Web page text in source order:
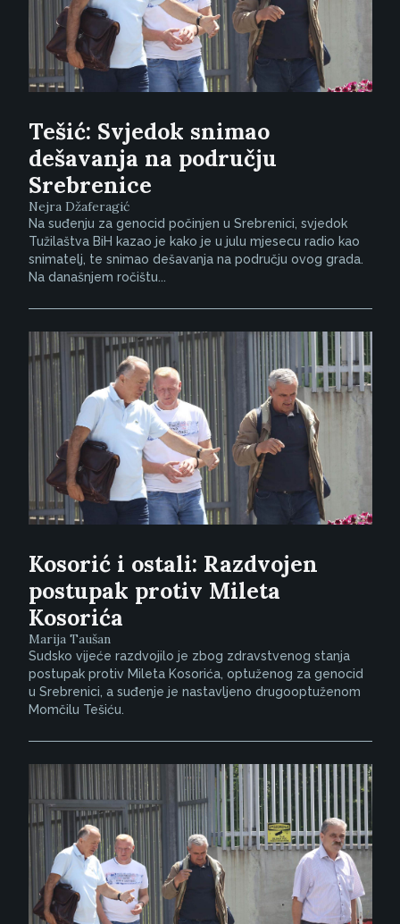
Tešić: Svjedok snimao
dešavanja na području
Srebrenice
Nejra Džaferagić
Na suđenju za genocid počinjen u Srebrenici, svjedok
Tužilaštva BiH kazao je kako je u julu mjesecu radio kao
snimatelj, te snimao dešavanja na području ovog grada.
Na današnjem ročištu...
Kosorić i ostali: Razdvojen
postupak protiv Mileta
Kosorića
Marija Taušan
Sudsko vijeće razdvojilo je zbog zdravstvenog stanja
postupak protiv Mileta Kosorića, optuženog za genocid
u Srebrenici, a suđenje je nastavljeno drugooptuženom
Momčilu Tešiću.